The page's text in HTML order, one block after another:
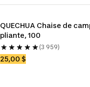
QUECHUA Chaise de
pliante, 100
(3 959)
25,00 $